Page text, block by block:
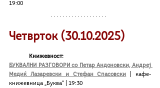
19:00
Четврток (30.10.2025)
Kнижевност:
БУКВАЛНИ РАЗГОВОРИ со Петар Андоновски, Андреј
Медиќ Лазаревски и Стефан Спасовски | кафе-
книжевница „Буква“ | 19:30